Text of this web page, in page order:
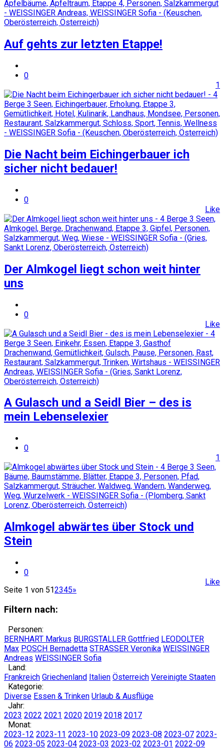
Auf gehts zur letzten Etappe!
0
1
Die Nacht beim Eichingerbauer ich
sicher nicht bedauer!
0
Like
Der Almkogel liegt schon weit hinter
uns
0
Like
A Gulasch und a Seidl Bier – des is
mein Lebenselexier
0
1
Almkogel abwärtes über Stock und
Stein
0
Like
Seite 1 von 512345»
Filtern nach:
Personen:
BERNHART Markus BURGSTALLER Gottfried LEODOLTER
Max POSCH Bernadetta STRASSER Veronika WEISSINGER
Andreas WEISSINGER Sofia
Land:
Frankreich Griechenland Italien Österreich Vereinigte Staaten
Kategorie:
Diverse Essen & Trinken Urlaub & Ausflüge
Jahr:
2023 2022 2021 2020 2019 2018 2017
Monat:
2023-12 2023-11 2023-10 2023-09 2023-08 2023-07 2023-
06 2023-05 2023-04 2023-03 2023-02 2023-01 2022-09